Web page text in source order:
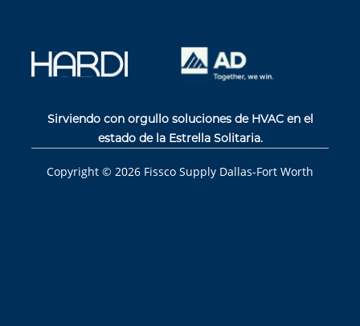
Sirviendo con orgullo soluciones de HVAC en el
estado de la Estrella Solitaria.
Copyright © 2026 Fissco Supply Dallas-Fort Worth